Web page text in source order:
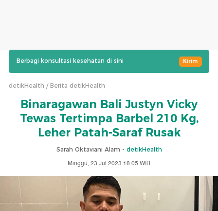
Berbagi konsultasi kesehatan di sini Kirim
detikHealth Berita detikHealth
Binaragawan Bali Justyn Vicky
Tewas Tertimpa Barbel 210 Kg,
Leher Patah-Saraf Rusak
Sarah Oktaviani Alam - detikHealth
Minggu, 23 Jul 2023 18:05 WIB